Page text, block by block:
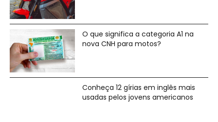
O que significa a categoria A1 na
nova CNH para motos?
Conheça 12 gírias em inglês mais
usadas pelos jovens americanos